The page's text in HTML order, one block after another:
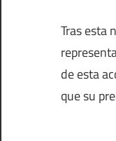
Tras esta
de esta
que su